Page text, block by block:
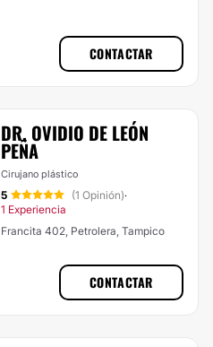
CONTACTAR
DR. OVIDIO DE LEÓN
PEÑA
Cirujano plástico
5 (1 Opinión)·
1 Experiencia
Francita 402, Petrolera, Tampico
CONTACTAR